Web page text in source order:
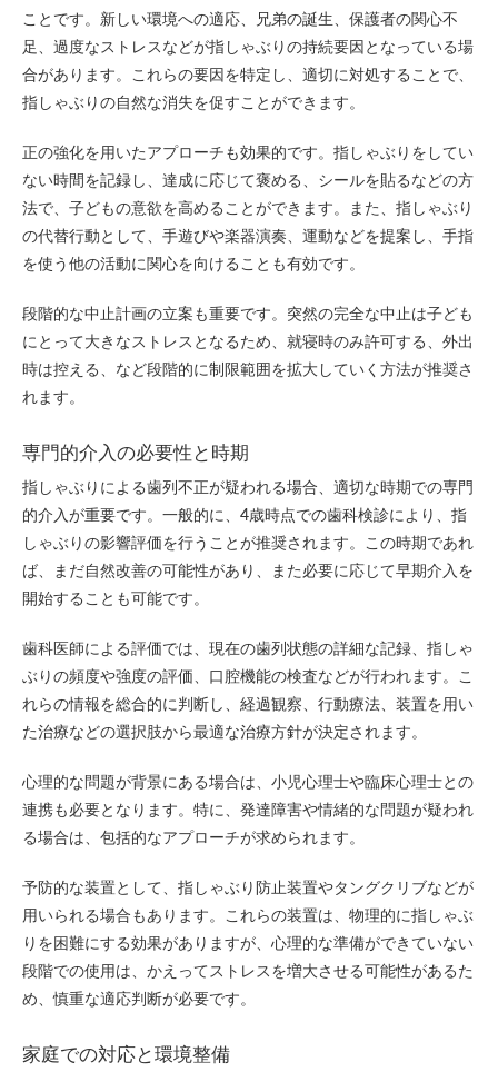
ことです。新しい環境への適応、兄弟の誕生、保護者の関心不
足、過度なストレスなどが指しゃぶりの持続要因となっている場
合があります。これらの要因を特定し、適切に対処することで、
指しゃぶりの自然な消失を促すことができます。
正の強化を用いたアプローチも効果的です。指しゃぶりをしてい
ない時間を記録し、達成に応じて褒める、シールを貼るなどの方
法で、子どもの意欲を高めることができます。また、指しゃぶり
の代替行動として、手遊びや楽器演奏、運動などを提案し、手指
を使う他の活動に関心を向けることも有効です。
段階的な中止計画の立案も重要です。突然の完全な中止は子ども
にとって大きなストレスとなるため、就寝時のみ許可する、外出
時は控える、など段階的に制限範囲を拡大していく方法が推奨さ
れます。
専門的介入の必要性と時期
指しゃぶりによる歯列不正が疑われる場合、適切な時期での専門
的介入が重要です。一般的に、4歳時点での歯科検診により、指
しゃぶりの影響評価を行うことが推奨されます。この時期であれ
ば、まだ自然改善の可能性があり、また必要に応じて早期介入を
開始することも可能です。
歯科医師による評価では、現在の歯列状態の詳細な記録、指しゃ
ぶりの頻度や強度の評価、口腔機能の検査などが行われます。こ
れらの情報を総合的に判断し、経過観察、行動療法、装置を用い
た治療などの選択肢から最適な治療方針が決定されます。
心理的な問題が背景にある場合は、小児心理士や臨床心理士との
連携も必要となります。特に、発達障害や情緒的な問題が疑われ
る場合は、包括的なアプローチが求められます。
予防的な装置として、指しゃぶり防止装置やタングクリブなどが
用いられる場合もあります。これらの装置は、物理的に指しゃぶ
りを困難にする効果がありますが、心理的な準備ができていない
段階での使用は、かえってストレスを増大させる可能性があるた
め、慎重な適応判断が必要です。
家庭での対応と環境整備